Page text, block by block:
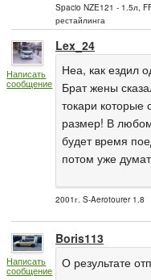
Spacio NZE121 - 1.5л,
рестайлинга
Написать
сообщение
Lex_24
Неа, как ездил
Брат жены
токари которые
размер! В
будет время
потом уже
2001г. S-Aerotourer 1.8
Написать
сообщение
Boris113
О результате